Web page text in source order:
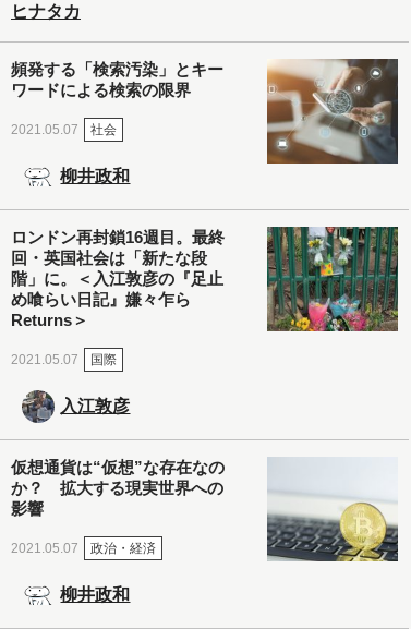
ヒナタカ
頻発する「検索汚染」とキー
ワードによる検索の限界
2021.05.07 社会
柳井政和
ロンドン再封鎖16週目。最終
回・英国社会は「新たな段
階」に。＜入江敦彦の『足止
め喰らい日記』嫌々乍ら
Returns＞
2021.05.07 国際
入江敦彦
仮想通貨は“仮想”な存在なの
か？ 拡大する現実世界への
影響
2021.05.07 政治・経済
柳井政和